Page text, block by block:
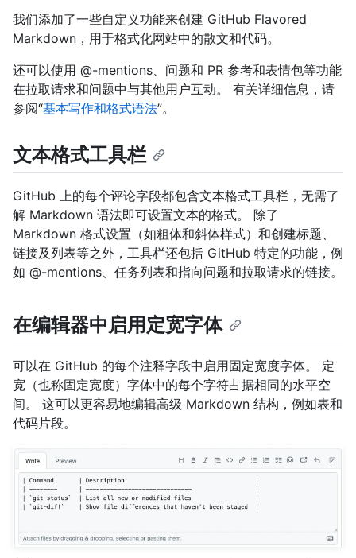
我们添加了一些自定义功能来创建 GitHub Flavored
Markdown，用于格式化网站中的散文和代码。
还可以使用 @-mentions、问题和 PR 参考和表情包等功能
在拉取请求和问题中与其他用户互动。 有关详细信息，请
参阅“基本写作和格式语法”。
文本格式工具栏
GitHub 上的每个评论字段都包含文本格式工具栏，无需了
解 Markdown 语法即可设置文本的格式。 除了
Markdown 格式设置（如粗体和斜体样式）和创建标题、
链接及列表等之外，工具栏还包括 GitHub 特定的功能，例
如 @-mentions、任务列表和指向问题和拉取请求的链接。
在编辑器中启用定宽字体
可以在 GitHub 的每个注释字段中启用固定宽度字体。 定
宽（也称固定宽度）字体中的每个字符占据相同的水平空
间。 这可以更容易地编辑高级 Markdown 结构，例如表和
代码片段。